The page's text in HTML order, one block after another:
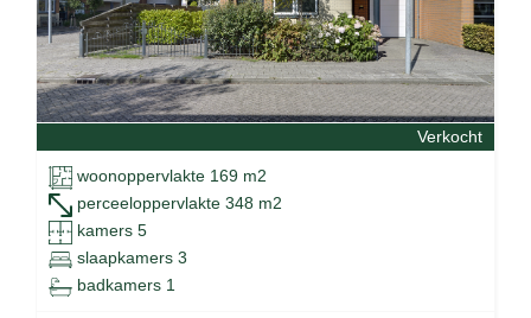
Verkocht
woonoppervlakte 169 m2
perceeloppervlakte 348 m2
kamers 5
slaapkamers 3
badkamers 1